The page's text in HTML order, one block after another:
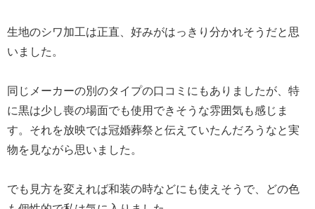
生地のシワ加工は正直、好みがはっきり分かれそうだと思
いました。
同じメーカーの別のタイプの口コミにもありましたが、特
に黒は少し喪の場面でも使用できそうな雰囲気も感じま
す。それを放映では冠婚葬祭と伝えていたんだろうなと実
物を見ながら思いました。
でも見方を変えれば和装の時などにも使えそうで、どの色